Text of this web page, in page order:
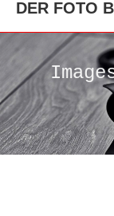
DER FOTO